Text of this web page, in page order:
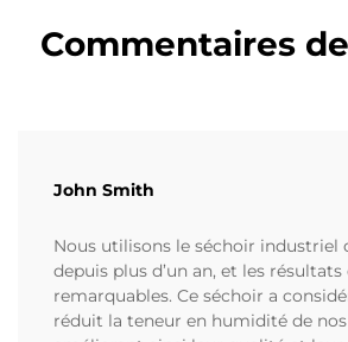
Commentaires
John Smith
Nous utilisons le séchoir industriel
depuis plus d’un an, et les
remarquables. Ce séchoir a
réduit la teneur en humidité de